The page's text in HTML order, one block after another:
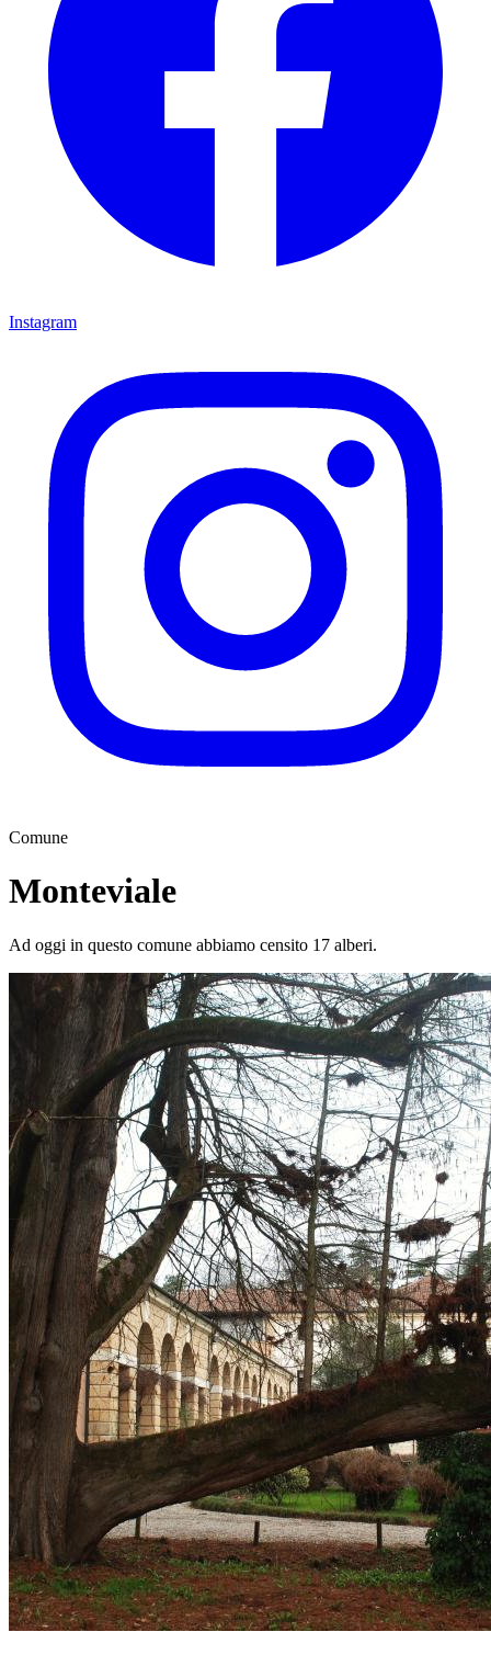
Instagram
Comune
Monteviale
Ad oggi in questo comune abbiamo censito 17 alberi.